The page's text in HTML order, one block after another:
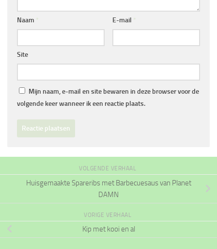
Naam * E-mail *
Site
Mijn naam, e-mail en site bewaren in deze browser voor de
volgende keer wanneer ik een reactie plaats.
VOLGENDE VERHAAL
Huisgemaakte Spareribs met Barbecuesaus van Planet
DAMN
VORIGE VERHAAL
Kip met kooi en al